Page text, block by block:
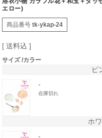
エロー)
商品番号 tk-ykap-24
送料込
サイズ カラー
ピ
-
在庫切れ
ホ
-